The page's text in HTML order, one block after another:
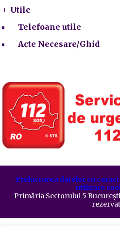
Utile
Telefoane utile
Acte Necesare/Ghid
Prelucrarea datelor cu
utilizare
Primăria Sectorului 5 București